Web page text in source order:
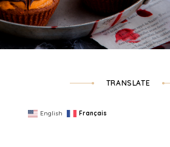
TRANSLATE
English Français